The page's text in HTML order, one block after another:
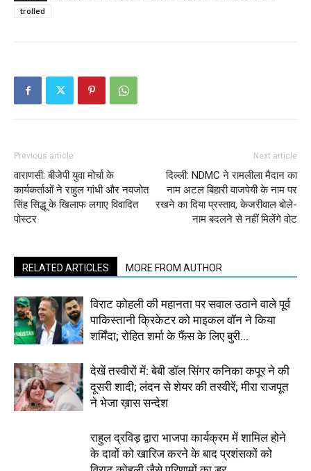
trolled
Previous article
वाराणसी: बीजेपी युवा मोर्चा के
कार्यकर्ताओं ने राहुल गांधी और नवजोत
सिंह सिद्धू के खिलाफ लगाए विवादित
पोस्टर
Next article
दिल्ली: NDMC ने रामलीला मैदान का
नाम अटल बिहारी वाजपेयी के नाम पर
रखने का दिया प्रस्ताव, केजरीवाल बोले-
नाम बदलने से नहीं मिलेंगे वोट
RELATED ARTICLES MORE FROM AUTHOR
विराट कोहली की महानता पर सवाल उठाने वाले पूर्व
पाकिस्तानी क्रिकेटर को माइकल वॉन ने किया
शर्मिंदा; रोहित शर्मा के फैंस के लिए बुरी...
देखें तस्वीरों में: बेबी डॉल सिंगर कनिका कपूर ने की
दूसरी शादी; लंदन से शेयर की तस्वीरें; मीरा राजपूत
ने भेजा ख़ास सन्देश
राहुल द्रविड़ द्वारा भाजपा कार्यक्रम में शामिल होने
के दावों को खारिज करने के बाद प्रशंसकों को